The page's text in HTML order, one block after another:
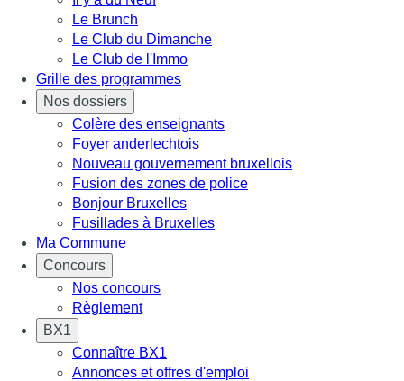
Le Brunch
Le Club du Dimanche
Le Club de l'Immo
Grille des programmes
Nos dossiers
Colère des enseignants
Foyer anderlechtois
Nouveau gouvernement bruxellois
Fusion des zones de police
Bonjour Bruxelles
Fusillades à Bruxelles
Ma Commune
Concours
Nos concours
Règlement
BX1
Connaître BX1
Annonces et offres d'emploi